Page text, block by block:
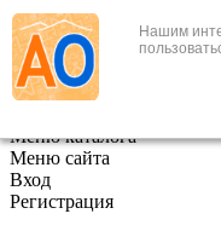
Нашим
+7 (495) 646-888-1
В корзине 0
Меню каталога
Меню сайта
Вход
Регистрация